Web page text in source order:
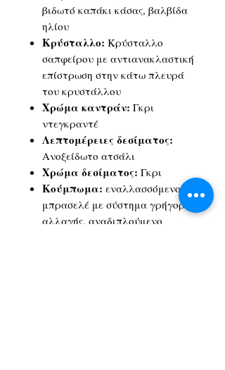
βιδωτό καπάκι κάσας, βαλβίδα
ηλίου
Κρύσταλλο: Κρύσταλλο
σαπφείρου με αντιανακλαστική
επίστρωση στην κάτω πλευρά
του κρυστάλλου
Χρώμα καντράν: Γκρι
ντεγκραντέ
Λεπτομέρειες δεσίματος:
Ανοξείδωτο ατσάλι
Χρώμα δεσίματος: Γκρι
Κούμπωμα: εναλλασσόμενο
μπρασελέ με σύστημα γρήγορης
αλλαγής, αναδιπλούμενο